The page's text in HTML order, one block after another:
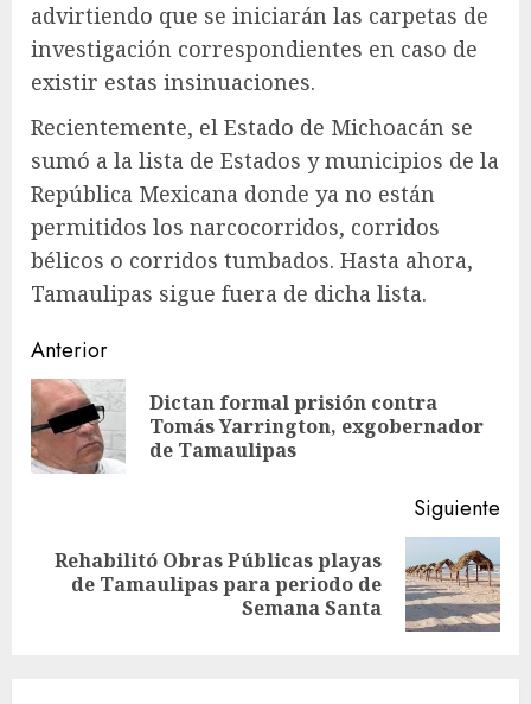
advirtiendo que se iniciarán las carpetas de
investigación correspondientes en caso de
existir estas insinuaciones.
Recientemente, el Estado de Michoacán se
sumó a la lista de Estados y municipios de la
República Mexicana donde ya no están
permitidos los narcocorridos, corridos
bélicos o corridos tumbados. Hasta ahora,
Tamaulipas sigue fuera de dicha lista.
Sigue
leyendo
Anterior
Dictan formal prisión contra
Tomás Yarrington, exgobernador
de Tamaulipas
Siguiente
Siguiente
Rehabilitó Obras Públicas playas
de Tamaulipas para periodo de
Semana Santa